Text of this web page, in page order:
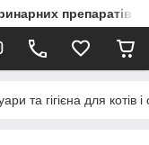
препаратів
та гігієна для котів і